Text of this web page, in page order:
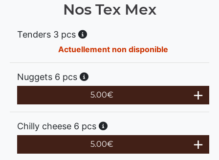
Nos Tex Mex
Tenders 3 pcs
Actuellement non disponible
Nuggets 6 pcs
5.00€
Chilly cheese 6 pcs
5.00€